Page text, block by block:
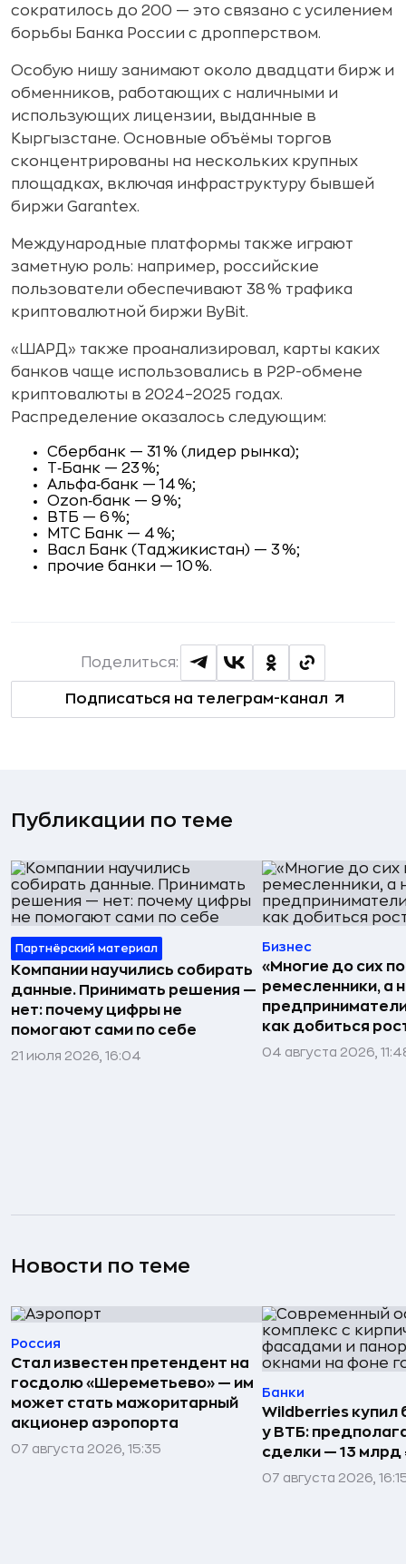
сократилось до 200 — это связано с усилением
борьбы Банка России с дропперством.
Особую нишу занимают около двадцати бирж и
обменников, работающих с наличными и
использующих лицензии, выданные в
Кыргызстане. Основные объёмы торгов
сконцентрированы на нескольких крупных
площадках, включая инфраструктуру бывшей
биржи Garantex.
Международные платформы также играют
заметную роль: например, российские
пользователи обеспечивают 38 % трафика
криптовалютной биржи ByBit.
«ШАРД» также проанализировал, карты каких
банков чаще использовались в P2P-обмене
криптовалюты в 2024–2025 годах.
Распределение оказалось следующим:
Сбербанк — 31 % (лидер рынка);
Т‑Банк — 23 %;
Альфа‑банк — 14 %;
Ozon‑банк — 9 %;
ВТБ — 6 %;
МТС Банк — 4 %;
Васл Банк (Таджикистан) — 3 %;
прочие банки — 10 %.
Подписаться на телеграм-канал
Поделиться:
Публикации по теме
Партнёрский материал
Компании научились собирать
данные. Принимать решения —
нет: почему цифры не
помогают сами по себе
21 июля 2026, 16:04
Бизнес
«Многие до сих
ремесленники, а
как добиться
04 августа 2026,
Новости по теме
Россия
Стал известен претендент на
госдолю «Шереметьево» — им
может стать мажоритарный
акционер аэропорта
07 августа 2026, 15:35
Банки
Wildberries купил
у ВТБ:
сделки — 13 млрд
07 августа 2026,